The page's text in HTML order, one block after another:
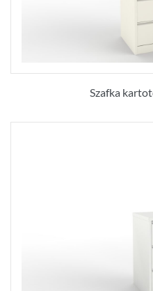
Szafka